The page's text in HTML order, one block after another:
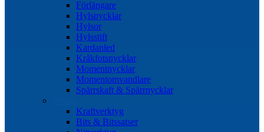
Förlängare
Hylsnycklar
Hylsor
Hylsstift
Kardanled
Kråkfotsnycklar
Momentnycklar
Momentomvandlare
Spärrskaft & Spärrnycklar
Kraftverktyg
Bits & Bitssatser